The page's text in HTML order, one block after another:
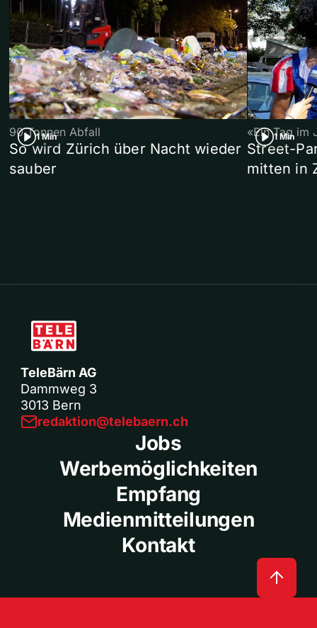
1 Min
90 Tonnen Abfall
So wird Zürich über Nacht wieder
sauber
1 Min
«Ein Tag im
Street-
mitten in
TeleBärn AG
Dammweg 3
3013 Bern
redaktion@telebaern.ch
Jobs
Werbemöglichkeiten
Empfang
Medienmitteilungen
Kontakt